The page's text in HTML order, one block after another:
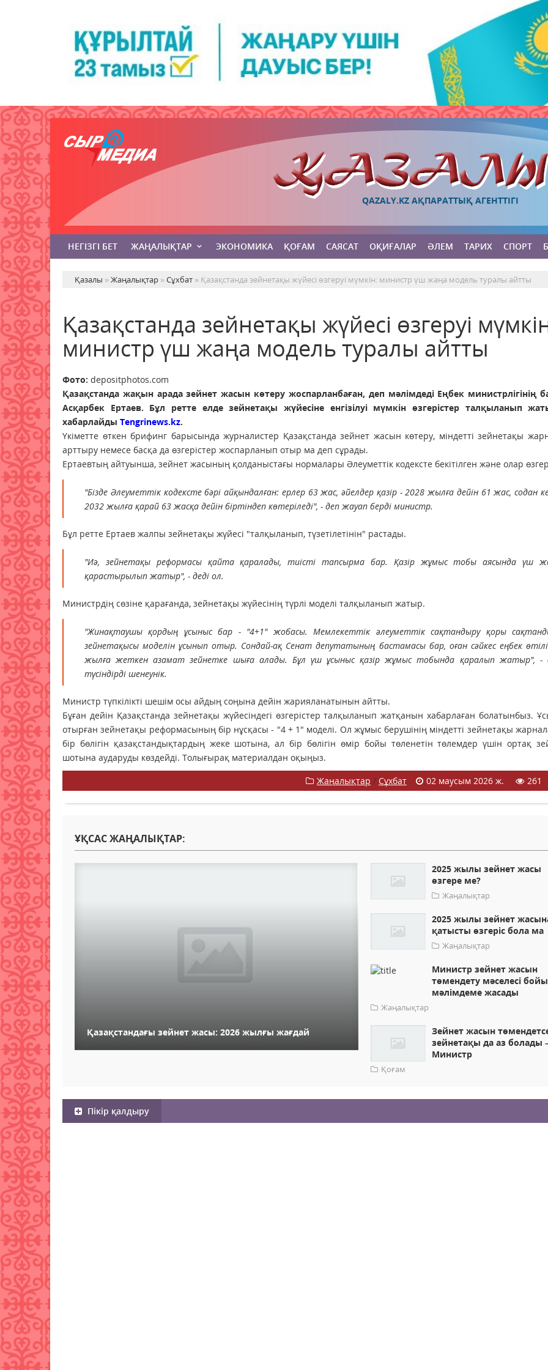
QAZALY.KZ АҚПАРАТТЫҚ АГЕНТТІГІ
НЕГІЗГІ БЕТ ЖАҢАЛЫҚТАР ЭКОНОМИКА ҚОҒАМ САЯСАТ ОҚИҒАЛАР ӘЛЕМ ТАРИХ СПОРТ
Қазалы »Жаңалықтар »Сұхбат » Қазақстанда зейнетақы жүйесі өзгеруі мүмкін: министр үш жаңа модель туралы айтты
Қазақстанда зейнетақы жүйесі өзгеруі
министр үш жаңа модель туралы айтты
Фото: depositphotos.com
Қазақстанда жақын арада зейнет жасын көтеру жоспарланбаған, деп мәлімдеді Еңбек министрлігінің
Асқарбек Ертаев. Бұл ретте елде зейнетақы жүйесіне енгізілуі мүмкін өзгерістер талқыланып
хабарлайды Tengrinews.kz.
Үкіметте өткен брифинг барысында журналистер Қазақстанда зейнет жасын көтеру, міндетті зейнетақы
арттыру немесе басқа да өзгерістер жоспарланып отыр ма деп сұрады.
Ертаевтың айтуынша, зейнет жасының қолданыстағы нормалары Әлеуметтік кодексте бекітілген және олар
"Бізде Әлеуметтік кодексте бәрі айқындалған: ерлер 63 жас, әйелдер қазір - 2028 жылға дейін 61 жас, содан
2032 жылға қарай 63 жасқа дейін біртіндеп көтеріледі", - деп жауап берді министр.
Бұл ретте Ертаев жалпы зейнетақы жүйесі "талқыланып, түзетілетінін" растады.
"Иә, зейнетақы реформасы қайта қаралады, тиісті тапсырма бар. Қазір жұмыс тобы аясында үш
қарастырылып жатыр", - деді ол.
Министрдің сөзіне қарағанда, зейнетақы жүйесінің түрлі моделі талқыланып жатыр.
"Жинақтаушы қордың ұсыныс бар - "4+1" жобасы. Мемлекеттік әлеуметтік сақтандыру қоры
зейнетақысы моделін ұсынып отыр. Сондай-ақ Сенат депутатының бастамасы бар, оған сәйкес еңбек
жылға жеткен азамат зейнетке шыға алады. Бұл үш ұсыныс қазір жұмыс тобында қаралып жатыр", -
түсіндірді шенеунік.
Министр түпкілікті шешім осы айдың соңына дейін жарияланатынын айтты.
Бұған дейін Қазақстанда зейнетақы жүйесіндегі өзгерістер талқыланып жатқанын хабарлаған болатынбыз.
отырған зейнетақы реформасының бір нұсқасы - "4 + 1" моделі. Ол жұмыс берушінің міндетті зейнетақы
бір бөлігін қазақстандықтардың жеке шотына, ал бір бөлігін өмір бойы төленетін төлемдер үшін ортақ
шотына аударуды көздейді. Толығырақ материалдан оқыңыз.
Жаңалықтар / Сұхбат 02 маусым 2026 ж. 261
ҰҚСАС ЖАҢАЛЫҚТАР:
Қазақстандағы зейнет жасы: 2026 жылғы жағдай
2025 жылы зейнет жасы
өзгере ме?
Жаңалықтар
2025 жылы зейнет
қатысты өзгеріс бола ма
Жаңалықтар
Министр зейнет жасын
төмендету мәселесі
мәлімдеме жасады
Жаңалықтар
Зейнет жасын
зейнетақы да аз болады
Министр
Қоғам
Пікір қалдыру